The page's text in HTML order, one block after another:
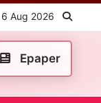
Aug 2026
Epaper